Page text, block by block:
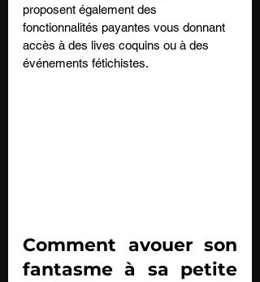
proposent également des
fonctionnalités payantes vous donnant
accès à des lives coquins ou à des
événements fétichistes.
Comment avouer son
fantasme à sa petite